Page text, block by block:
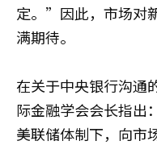
定。”因此，市场对
满期待。
在关于中央银行沟通
际金融学会会长指
美联储体制下，向市